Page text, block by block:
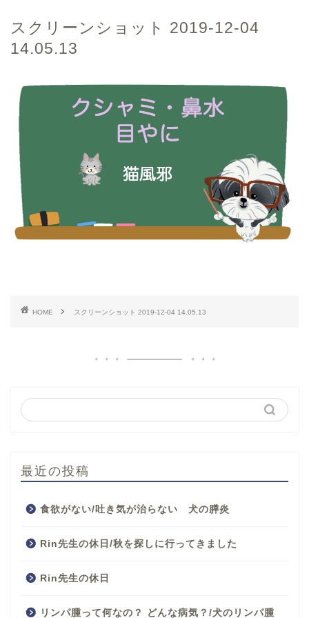
スクリーンショット 2019-12-04
14.05.13
HOME スクリーンショット 2019-12-04 14.05.13
最近の投稿
食欲がない/吐き気が治らない 犬の膵炎
Rin先生の休日/秋を探しに行ってきました
Rin先生の休日
リンパ腫って何なの？ どんな病気？/犬のリンパ腫